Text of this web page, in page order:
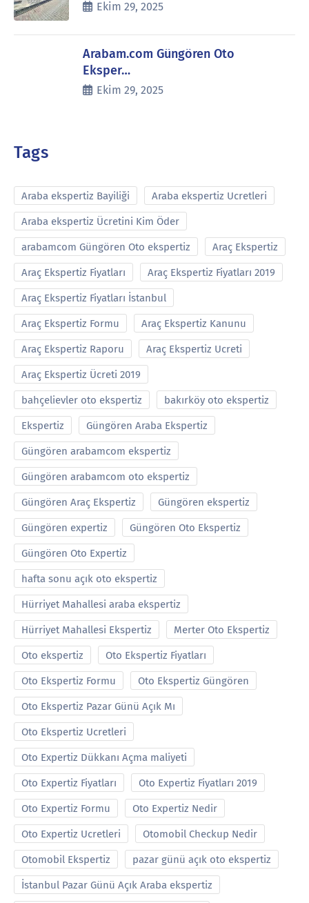
Ekim 29, 2025
Arabam.com Güngören Oto
Eksper…
Ekim 29, 2025
Tags
Araba ekspertiz Bayiliği Araba ekspertiz Ucretleri
Araba ekspertiz Ücretini Kim Öder
arabamcom Güngören Oto ekspertiz Araç Ekspertiz
Araç Ekspertiz Fiyatları Araç Ekspertiz Fiyatları 2019
Araç Ekspertiz Fiyatları İstanbul
Araç Ekspertiz Formu Araç Ekspertiz Kanunu
Araç Ekspertiz Raporu Araç Ekspertiz Ucreti
Araç Ekspertiz Ücreti 2019
bahçelievler oto ekspertiz bakırköy oto ekspertiz
Ekspertiz Güngören Araba Ekspertiz
Güngören arabamcom ekspertiz
Güngören arabamcom oto ekspertiz
Güngören Araç Ekspertiz Güngören ekspertiz
Güngören expertiz Güngören Oto Ekspertiz
Güngören Oto Expertiz
hafta sonu açık oto ekspertiz
Hürriyet Mahallesi araba ekspertiz
Hürriyet Mahallesi Ekspertiz Merter Oto Ekspertiz
Oto ekspertiz Oto Ekspertiz Fiyatları
Oto Ekspertiz Formu Oto Ekspertiz Güngören
Oto Ekspertiz Pazar Günü Açık Mı
Oto Ekspertiz Ucretleri
Oto Expertiz Dükkanı Açma maliyeti
Oto Expertiz Fiyatları Oto Expertiz Fiyatları 2019
Oto Expertiz Formu Oto Expertiz Nedir
Oto Expertiz Ucretleri Otomobil Checkup Nedir
Otomobil Ekspertiz pazar günü açık oto ekspertiz
İstanbul Pazar Günü Açık Araba ekspertiz